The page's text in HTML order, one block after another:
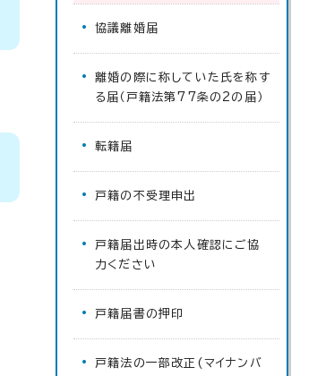
協議離婚届
離婚の際に称していた氏を称す
る届（戸籍法第77条の2の届）
転籍届
戸籍の不受理申出
戸籍届出時の本人確認にご協
力ください
戸籍届書の押印
戸籍法の一部改正(マイナンバ